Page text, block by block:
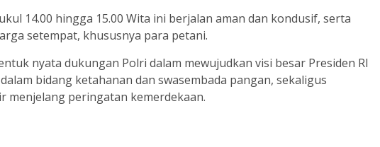
14.00 hingga 15.00 Wita ini berjalan aman dan kondusif, serta
setempat, khususnya para petani.
nyata dukungan Polri dalam mewujudkan visi besar Presiden RI
bidang ketahanan dan swasembada pangan, sekaligus
menjelang peringatan kemerdekaan.